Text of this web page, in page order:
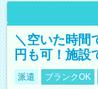
＼空いた時間
円も可！施設
派遣 ブランクOK